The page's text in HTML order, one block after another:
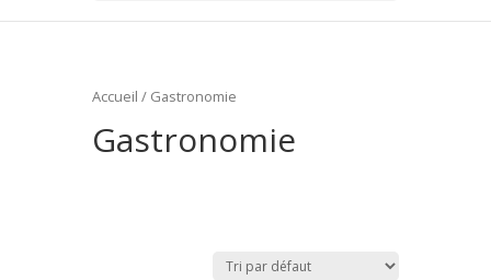
Accueil / Gastronomie
Gastronomie